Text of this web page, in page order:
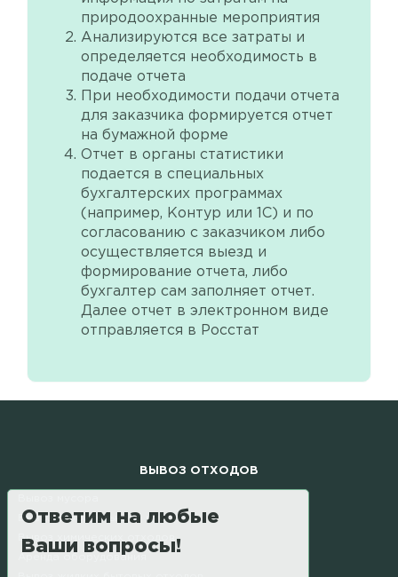
природоохранные мероприятия
Анализируются все затраты и
определяется необходимость в
подаче отчета
При необходимости подачи отчета
для заказчика формируется отчет
на бумажной форме
Отчет в органы статистики
подается в специальных
бухгалтерских программах
(например, Контур или 1С) и по
согласованию с заказчиком либо
осуществляется выезд и
формирование отчета, либо
бухгалтер сам заполняет отчет.
Далее отчет в электронном виде
отправляется в Росстат
Ответим на любые
Ваши вопросы!
ВЫВОЗ ОТХОДОВ
Вывоз строительного мусора
Вывоз химических отходов
Аренда оборудования